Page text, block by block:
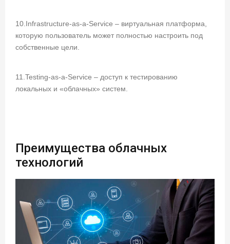
10.Infrastructure-as-a-Service – виртуальная платформа,
которую пользователь может полностью настроить под
собственные цели.
11.Testing-as-a-Service – доступ к тестированию
локальных и «облачных» систем.
Преимущества облачных
технологий